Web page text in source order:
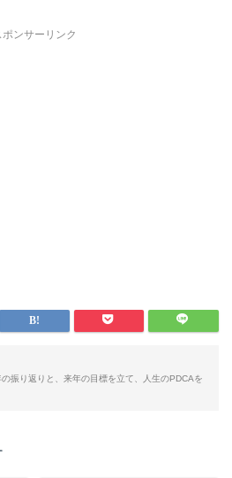
ポンサーリンク
振り返りと、来年の目標を立て、人生のPDCAを